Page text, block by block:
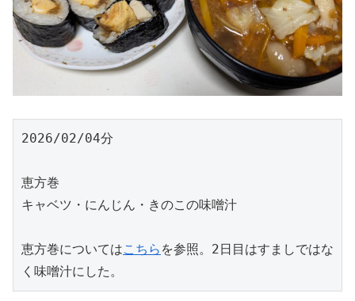
2026/02/04分
恵方巻
キャベツ・にんじん・きのこの味噌汁
恵方巻についてはこちら を参照。2日目はすましではな
く味噌汁にした。